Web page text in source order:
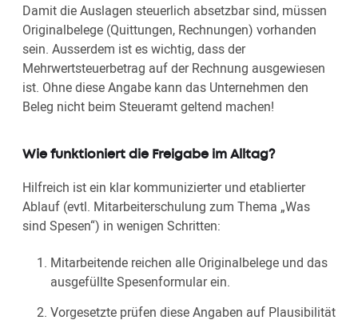
Damit die Auslagen steuerlich absetzbar sind, müssen
Originalbelege (Quittungen, Rechnungen) vorhanden
sein. Ausserdem ist es wichtig, dass der
Mehrwertsteuerbetrag auf der Rechnung ausgewiesen
ist. Ohne diese Angabe kann das Unternehmen den
Beleg nicht beim Steueramt geltend machen!
Wie funktioniert die Freigabe im Alltag?
Hilfreich ist ein klar kommunizierter und etablierter
Ablauf (evtl. Mitarbeiterschulung zum Thema „Was
sind Spesen“) in wenigen Schritten:
Mitarbeitende reichen alle Originalbelege und das
ausgefüllte Spesenformular ein.
Vorgesetzte prüfen diese Angaben auf Plausibilität